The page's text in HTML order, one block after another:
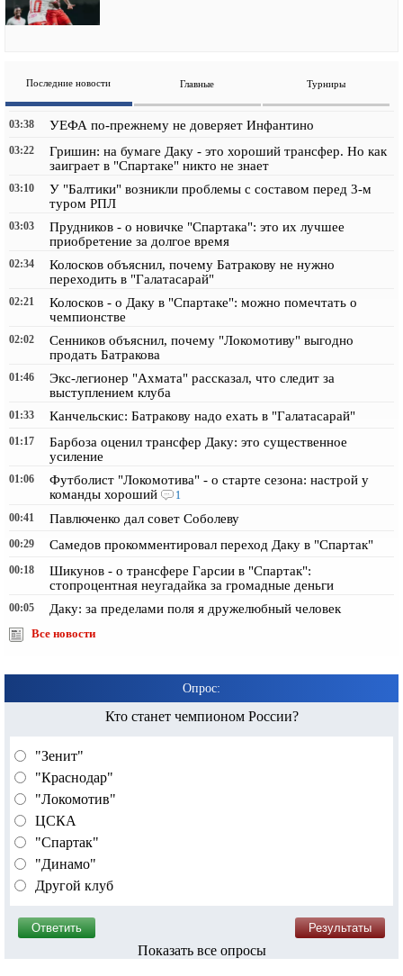
Последние новости Главные Турниры
03:38 УЕФА по-прежнему не доверяет Инфантино
03:22
Гришин: на бумаге Даку - это хороший трансфер. Но как
заиграет в "Спартаке" никто не знает
03:10
У "Балтики" возникли проблемы с составом перед 3-м
туром РПЛ
03:03
Прудников - о новичке "Спартака": это их лучшее
приобретение за долгое время
02:34
Колосков объяснил, почему Батракову не нужно
переходить в "Галатасарай"
02:21
Колосков - о Даку в "Спартаке": можно помечтать о
чемпионстве
02:02
Сенников объяснил, почему "Локомотиву" выгодно
продать Батракова
01:46
Экс-легионер "Ахмата" рассказал, что следит за
выступлением клуба
01:33 Канчельскис: Батракову надо ехать в "Галатасарай"
01:17
Барбоза оценил трансфер Даку: это существенное
усиление
01:06
Футболист "Локомотива" - о старте сезона: настрой у
команды хороший
1
00:41
Павлюченко дал совет Соболеву
00:29 Самедов прокомментировал переход Даку в "Спартак"
00:18
Шикунов - о трансфере Гарсии в "Спартак":
стопроцентная неугадайка за громадные деньги
00:05 Даку: за пределами поля я дружелюбный человек
Все новости
Опрос:
Кто станет чемпионом России?
"Зенит"
"Краснодар"
"Локомотив"
ЦСКА
"Спартак"
"Динамо"
Другой клуб
Показать все опросы